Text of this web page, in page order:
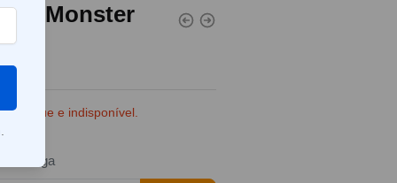
Monster
estoque e indisponível.
entrega